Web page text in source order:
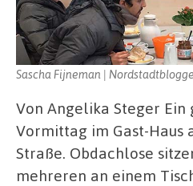
Sascha Fijneman |
Von Angelika Steger
Vormittag im Gast-Haus
Straße. Obdachlose
mehreren an einem